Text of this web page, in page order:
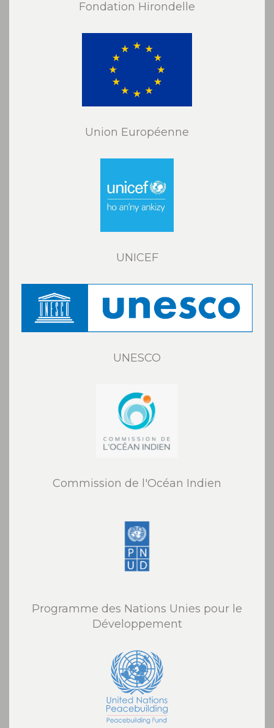
Fondation Hirondelle
Union Européenne
UNICEF
UNESCO
Commission de l'Océan Indien
Programme des Nations Unies pour le
Développement